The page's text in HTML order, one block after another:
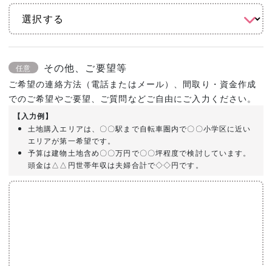
任意 その他、ご要望等
ご希望の連絡方法（電話またはメール）、間取り・資金作成
でのご希望やご要望、ご質問などご自由にご入力ください。
【入力例】
土地購入エリアは、〇〇駅まで自転車圏内で〇〇小学区に近い
エリアが第一希望です。
予算は建物土地含め〇〇万円で〇〇坪程度で検討しています。
頭金は△△円世帯年収は夫婦合計で◇◇円です。